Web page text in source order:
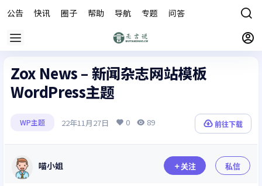
公告 快讯 圈子 帮助 导航 专题 问答
Zox News – 新闻杂志网站模板
WordPress主题
WP主题 22年11月27日 0 89 前往下载
喵小姐 关注 私信